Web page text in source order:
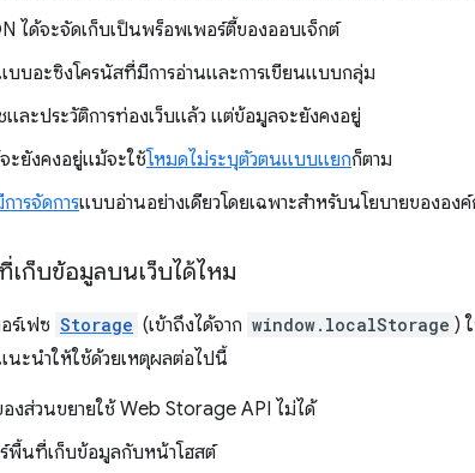
ได้จะจัดเก็บเป็นพร็อพเพอร์ตี้ของออบเจ็กต์
บอะซิงโครนัสที่มีการอ่านและการเขียนแบบกลุ่ม
และประวัติการท่องเว็บแล้ว แต่ข้อมูลจะยังคงอยู่
ะยังคงอยู่แม้จะใช้โหมดไม่ระบุตัวตนแบบแยกก็ตาม
รจัดการแบบอ่านอย่างเดียวโดยเฉพาะสำหรับนโยบายขององค์
เก็บข้อมูลบนเว็บได้ไหม
ร์เฟซ Storage (เข้าถึงได้จาก window.localStorage )
นะนำให้ใช้ด้วยเหตุผลต่อไปนี้
งส่วนขยายใช้ Web Storage API ไม่ได้
พื้นที่เก็บข้อมูลกับหน้าโฮสต์